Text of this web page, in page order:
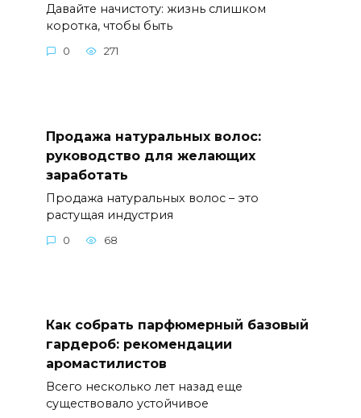
Давайте начистоту: жизнь слишком
коротка, чтобы быть
0 271
Продажа натуральных волос:
руководство для желающих
заработать
Продажа натуральных волос – это
растущая индустрия
0 68
Как собрать парфюмерный базовый
гардероб: рекомендации
аромастилистов
Всего несколько лет назад еще
существовало устойчивое